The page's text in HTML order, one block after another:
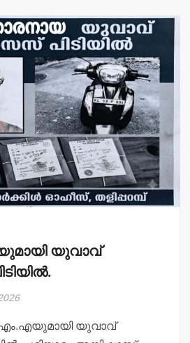
യുവാവ്
യുവാവ്